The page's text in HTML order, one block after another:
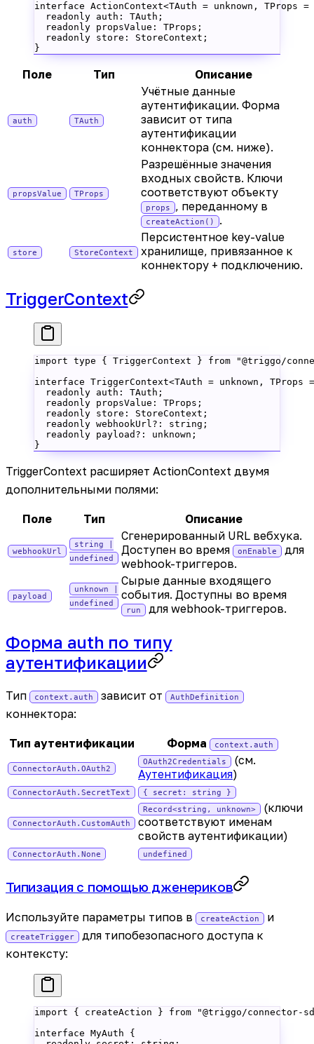
interface ActionContext<TAuth = unknown , TProps =
  readonly
auth : TAuth ;
  readonly
propsValue : TProps ;
  readonly
store : StoreContext ;
}
Поле Тип Описание
auth TAuth
Учётные данные
аутентификации. Форма
зависит от типа
аутентификации
коннектора (см. ниже).
propsValue TProps
Разрешённые значения
входных свойств. Ключи
соответствуют объекту
props , переданному в
createAction() .
store StoreContext
Персистентное key-value
хранилище, привязанное к
коннектору + подключению.
TriggerContext
import type { TriggerContext } from "@triggo/
interface TriggerContext<TAuth = unknown , TProps =
  readonly
auth : TAuth ;
  readonly
propsValue : TProps ;
  readonly
store : StoreContext ;
  readonly
webhookUrl?: string ;
  readonly
payload ?: unknown ;
}
TriggerContext расширяет ActionContext двумя
дополнительными полями:
Поле Тип Описание
webhookUrl
string |
undefined
Сгенерированный URL вебхука.
Доступен во время
onEnable
для
webhook-триггеров.
payload
unknown |
undefined
Сырые данные входящего
события. Доступны во время
run для webhook-триггеров.
Форма auth по типу
аутентификации
Тип context.auth зависит от AuthDefinition
коннектора:
Тип аутентификации Форма context.auth
ConnectorAuth.OAuth2
OAuth2Credentials
(см.
Аутентификация)
ConnectorAuth.SecretText { secret: string }
ConnectorAuth.CustomAuth
Record<string, unknown>
(ключи
соответствуют именам
свойств аутентификации)
ConnectorAuth.None undefined
Типизация с помощью дженериков
Используйте параметры типов в createAction и
createTrigger
для типобезопасного доступа к
контексту:
import { createAction } from "@triggo/connector-
interface MyAuth {